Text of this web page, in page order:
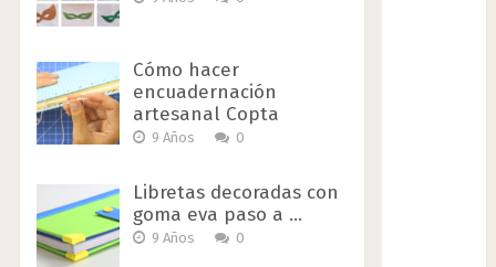
Cómo hacer
encuadernación
artesanal Copta
9 Años 0
Libretas decoradas con
goma eva paso a …
9 Años 0